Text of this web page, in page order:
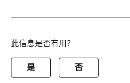
此信息是否有用？
是 否